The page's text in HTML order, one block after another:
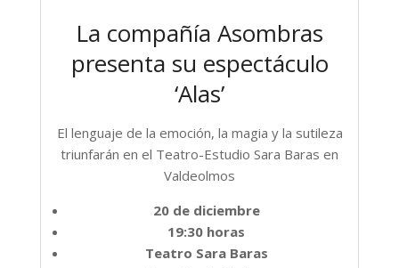
La compañía Asombras
presenta su espectáculo
‘Alas’
El lenguaje de la emoción, la magia y la sutileza
triunfarán en el Teatro-Estudio Sara Baras en
Valdeolmos
20 de diciembre
19:30 horas
Teatro Sara Baras